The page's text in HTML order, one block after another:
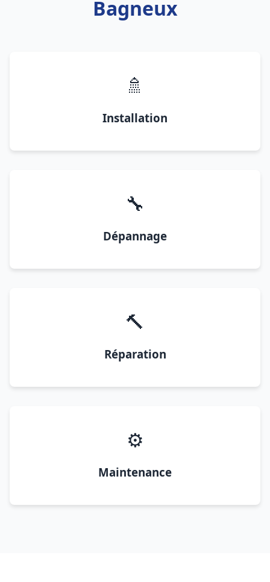
Bagneux
🚿
Installation
🔧
Dépannage
🔨
Réparation
⚙️
Maintenance